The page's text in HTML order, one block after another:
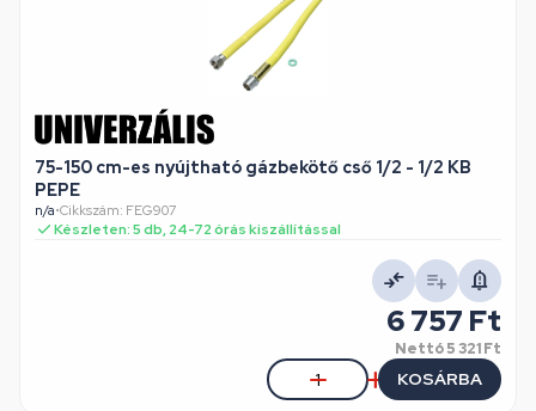
75-150 cm-es nyújtható gázbekötő cső 1/2 - 1/2 KB
PEPE
n/a•Cikkszám: FEG907
Készleten: 5 db, 24-72 órás kiszállítással
6 757 Ft
Nettó5 321 Ft
KOSÁRBA